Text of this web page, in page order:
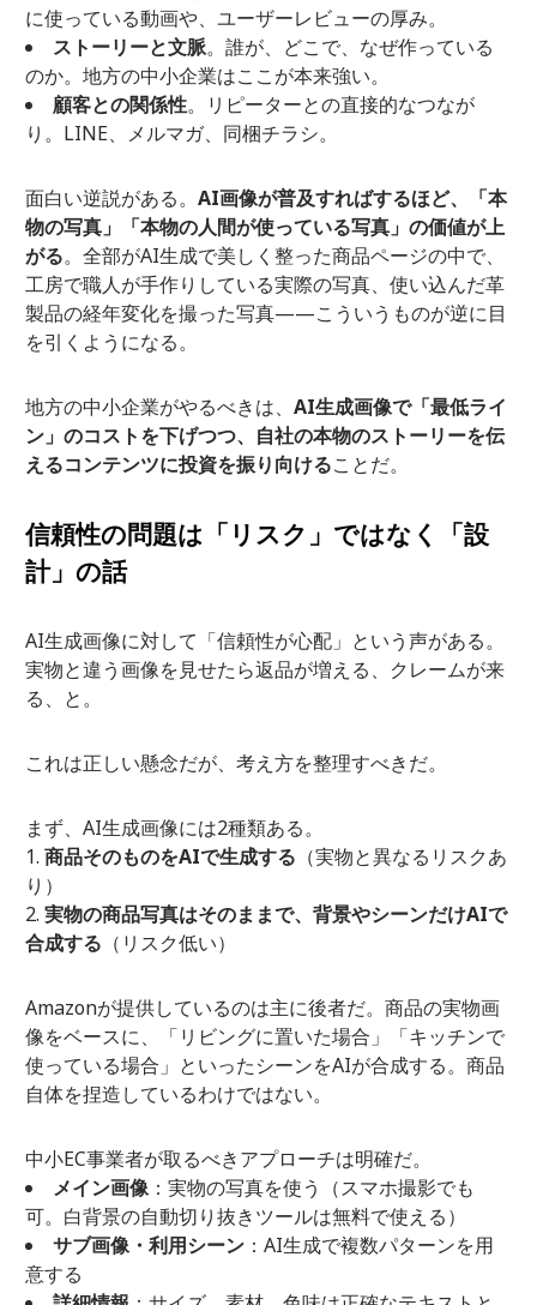
に使っている動画や、ユーザーレビューの厚み。
ストーリーと文脈。誰が、どこで、なぜ作っている
のか。地方の中小企業はここが本来強い。
顧客との関係性。リピーターとの直接的なつなが
り。LINE、メルマガ、同梱チラシ。
面白い逆説がある。 AI画像が普及すればするほど、「本
物の写真」「本物の人間が使っている写真」の価値が上
がる。全部がAI生成で美しく整った商品ページの中で、
工房で職人が手作りしている実際の写真、使い込んだ革
製品の経年変化を撮った写真——こういうものが逆に目
を引くようになる。
地方の中小企業がやるべきは、 AI生成画像で「最低ライ
ン」のコストを下げつつ、自社の本物のストーリーを伝
えるコンテンツに投資を振り向けることだ。
信頼性の問題は「リスク」ではなく「設
計」の話
AI生成画像に対して「信頼性が心配」という声がある。
実物と違う画像を見せたら返品が増える、クレームが来
る、と。
これは正しい懸念だが、考え方を整理すべきだ。
まず、AI生成画像には2種類ある。
商品そのものをAIで生成する （実物と異なるリスクあ
り）
実物の商品写真はそのままで、背景やシーンだけAIで
合成する （リスク低い）
Amazonが提供しているのは主に後者だ。商品の実物画
像をベースに、「リビングに置いた場合」「キッチンで
使っている場合」といったシーンをAIが合成する。商品
自体を捏造しているわけではない。
中小EC事業者が取るべきアプローチは明確だ。
メイン画像：実物の写真を使う（スマホ撮影でも
可。白背景の自動切り抜きツールは無料で使える）
サブ画像・利用シーン：AI生成で複数パターンを用
意する